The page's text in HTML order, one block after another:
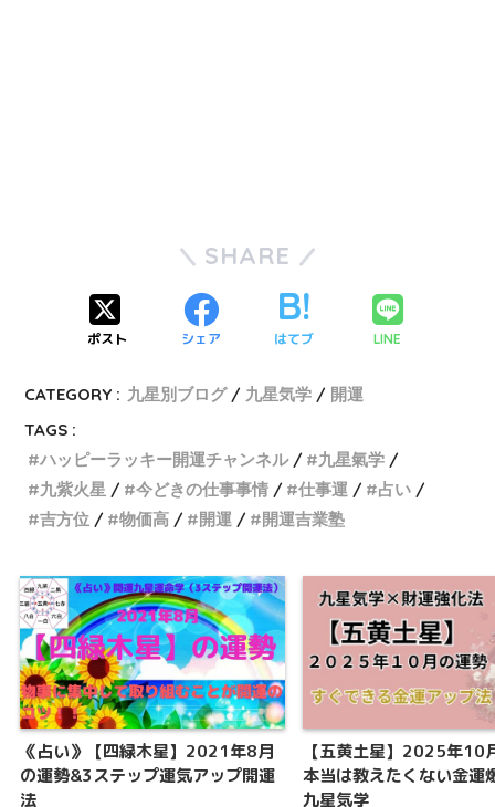
SHARE
ポスト シェア はてブ LINE
CATEGORY : 九星別ブログ 九星気学
開運
TAGS :
ハッピーラッキー開運チャンネル
九星氣学
九紫火星
今どきの仕事事情 仕事運
占い
吉方位
物価高 開運 開運吉業塾
《占い》【四緑木星】2021年8月
の運勢&3ステップ運気アップ開運
法
【五黄土星】2025年10
本当は教えたくない金運
九星気学